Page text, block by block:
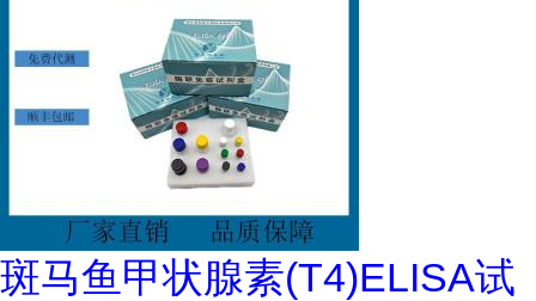
斑马鱼甲状腺素(T4)ELISA试